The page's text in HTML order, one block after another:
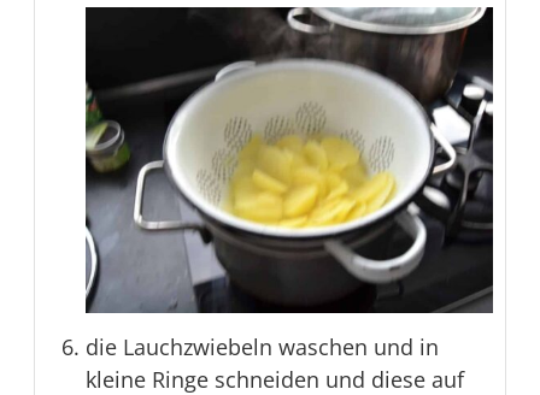
die Lauchzwiebeln waschen und in
kleine Ringe schneiden und diese auf